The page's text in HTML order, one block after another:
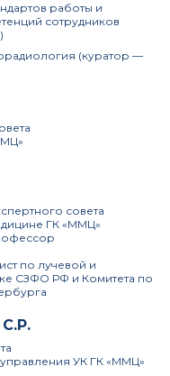
работы и
сотрудников
(куратор —
совета
ГК «ММЦ»
по лучевой и
СЗФО РФ и Комитета по
УК ГК «ММЦ»